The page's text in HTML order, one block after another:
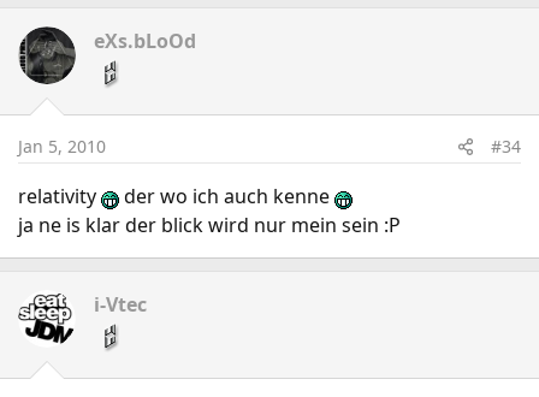
eXs.bLoOd
Jan 5, 2010 #34
relativity
der wo ich auch kenne
ja ne is klar der blick wird nur mein sein :P
i-Vtec